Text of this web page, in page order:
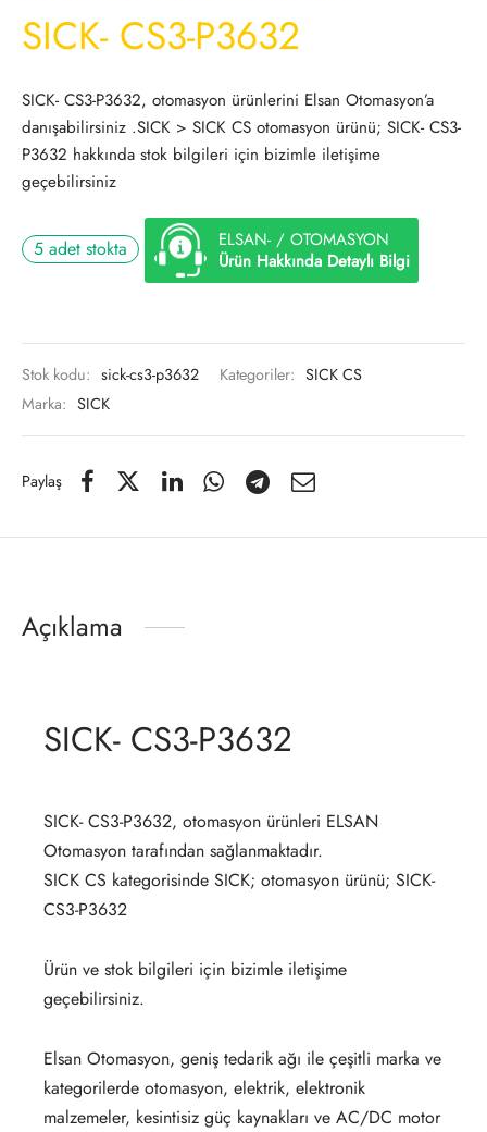
SICK- CS3-P3632
SICK- CS3-P3632, otomasyon ürünlerini Elsan Otomasyon’a
danışabilirsiniz .SICK > SICK CS otomasyon ürünü; SICK- CS3-
P3632 hakkında stok bilgileri için bizimle iletişime
geçebilirsiniz
5 adet stokta
ELSAN- / OTOMASYON
Ürün Hakkında Detaylı Bilgi
Stok kodu: sick-cs3-p3632 Kategoriler: SICK CS
Marka: SICK
Paylaş
Açıklama
SICK- CS3-P3632
SICK- CS3-P3632, otomasyon ürünleri ELSAN
Otomasyon tarafından sağlanmaktadır.
SICK CS kategorisinde SICK; otomasyon ürünü; SICK-
CS3-P3632
Ürün ve stok bilgileri için bizimle iletişime
geçebilirsiniz.
Elsan Otomasyon, geniş tedarik ağı ile çeşitli marka ve
kategorilerde otomasyon, elektrik, elektronik
malzemeler, kesintisiz güç kaynakları ve AC/DC motor